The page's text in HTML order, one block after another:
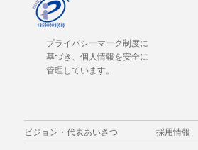
プライバシーマーク制度に
基づき、個人情報を安全に
管理しています。
ビジョン・代表あいさつ 採用情報